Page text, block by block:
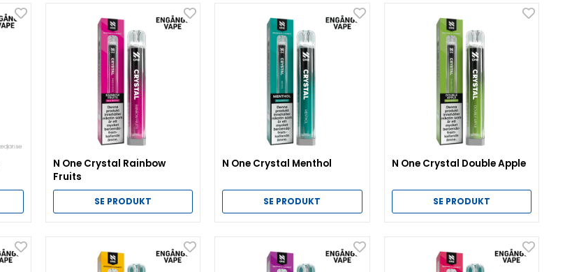
N One Crystal Rainbow
Fruits
SE PRODUKT
N One Crystal Menthol
SE PRODUKT
N One Crystal Double Apple
SE PRODUKT